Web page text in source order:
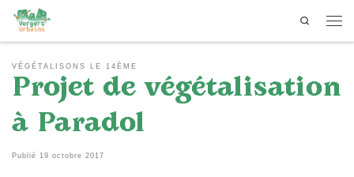
Passer au contenu
Search
VÉGÉTALISONS LE 14ÈME
Projet de végétalisation
à Paradol
Publié 19 octobre 2017